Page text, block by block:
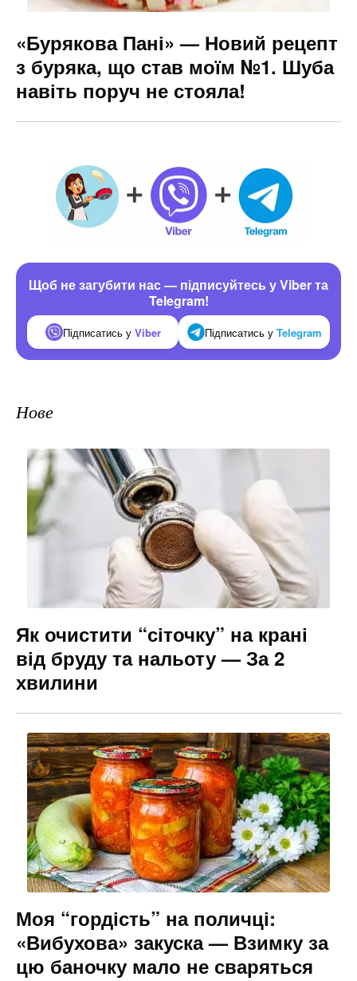
«Бурякова Пані» — Новий рецепт
з буряка, що став моїм №1. Шуба
навіть поруч не стояла!
Щоб не загубити нас — підписуйтесь у Viber та
Telegram!
Підписатись у Viber Підписатись у Telegram
Нове
Як очистити “сіточку” на крані
від бруду та нальоту — За 2
хвилини
Моя “гордість” на поличці:
«Вибухова» закуска — Взимку за
цю баночку мало не сваряться